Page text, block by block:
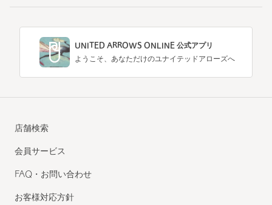
UNITED ARROWS ONLINE 公式アプリ
ようこそ、あなただけのユナイテッドアローズへ
店舗検索
会員サービス
FAQ・お問い合わせ
お客様対応方針